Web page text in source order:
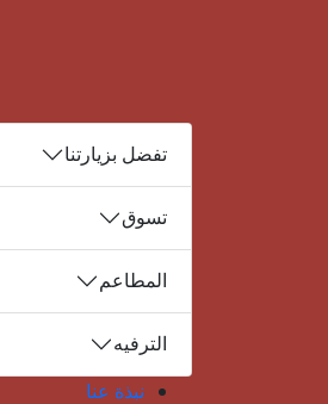
تفضل بزيارتنا
تسوق
المطاعم
الترفيه
نبذة عنا